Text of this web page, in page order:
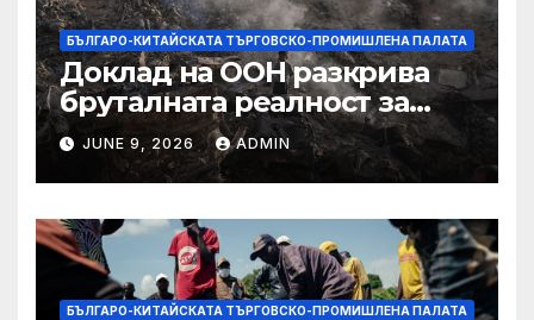
БЪЛГАРО-КИТАЙСКАТА ТЪРГОВСКО-ПРОМИШЛЕНА ПАЛАТА
Доклад на ООН разкрива
бруталната реалност за
палестинците в Газа,
Западния бряг
JUNE 9, 2026 ADMIN
БЪЛГАРО-КИТАЙСКАТА ТЪРГОВСКО-ПРОМИШЛЕНА ПАЛАТА